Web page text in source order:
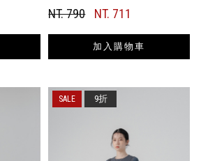
NT. 790 NT. 711
加入購物車
9折